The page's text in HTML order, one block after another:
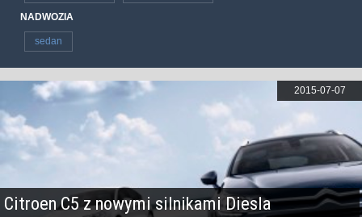
NADWOZIA
sedan
Citroen C5 z nowymi silnikami Diesla
2015-07-07